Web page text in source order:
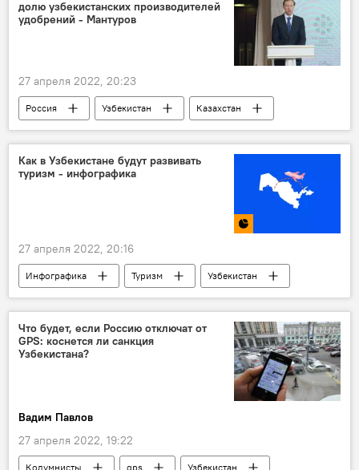
долю узбекистанских производителей
удобрений - Мантуров
27 апреля 2022, 20:23
Россия Узбекистан
Казахстан
минеральные удобрения
Денис Мантуров
Как в Узбекистане будут развивать
туризм - инфографика
27 апреля 2022, 20:16
Инфографика Туризм Узбекистан
Что будет, если Россию отключат от
GPS: коснется ли санкция
Узбекистана?
Вадим Павлов
27 апреля 2022, 19:22
Колумнисты gps Узбекистан